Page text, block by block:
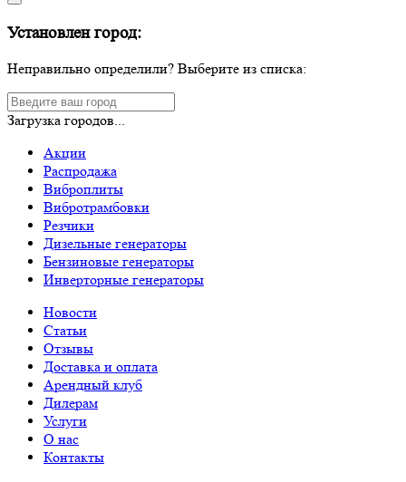
Установлен город:
Неправильно определили? Выберите из списка:
Загрузка городов...
Акции
Распродажа
Виброплиты
Вибротрамбовки
Резчики
Дизельные генераторы
Бензиновые генераторы
Инверторные генераторы
Новости
Статьи
Отзывы
Доставка и оплата
Арендный клуб
Дилерам
Услуги
О нас
Контакты